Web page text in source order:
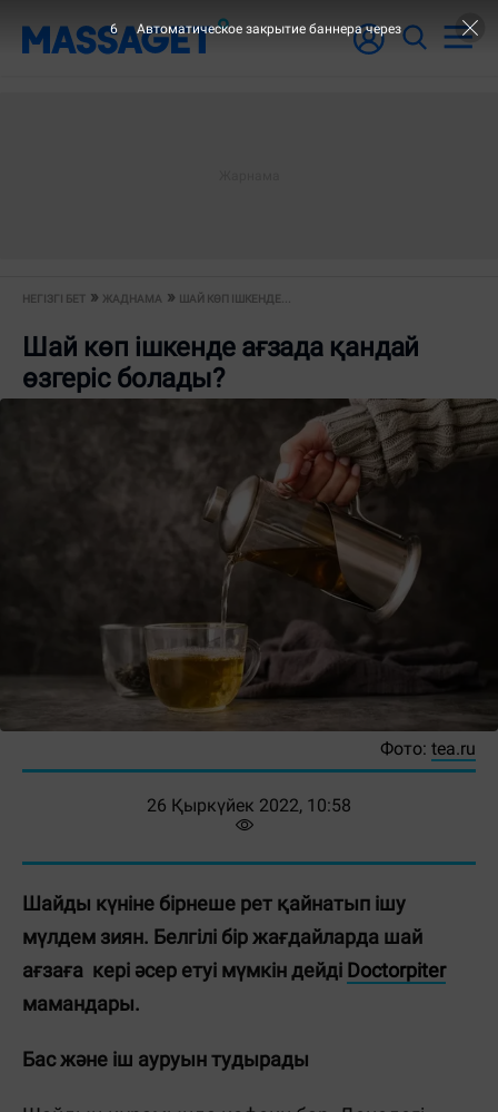
НЕГІЗГІ БЕТ ЖАДНАМА ШАЙ КӨП ІШКЕНДЕ...
Шай көп ішкенде ағзада қандай
өзгеріс болады?
Фото: tea.ru
26 Қыркүйек 2022, 10:58
Шайды күніне бірнеше рет қайнатып ішу
мүлдем зиян. Белгілі бір жағдайларда шай
ағзаға кері әсер етуі мүмкін дейді Doctorpiter
мамандары.
Бас және іш ауруын тудырады
5 Автоматическое закрытие баннера через